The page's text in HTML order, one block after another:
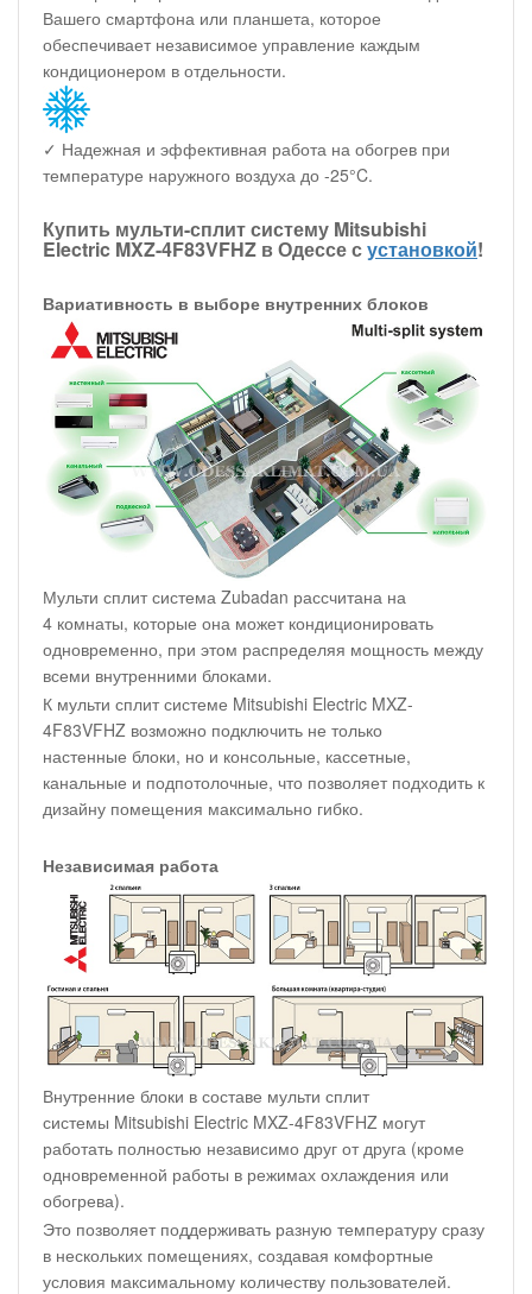
Вашего смартфона или планшета, которое
обеспечивает независимое управление каждым
кондиционером в отдельности.
✓ Надежная и эффективная работа на обогрев при
температуре наружного воздуха до -25°C.
Купить мульти-сплит систему Mitsubishi
Electric MXZ-4F83VFHZ в Одессе сустановкой!
Вариативность в выборе внутренних блоков
Мульти сплит система Zubadan рассчитана на
4 комнаты, которые она может кондиционировать
одновременно, при этом распределяя мощность между
всеми внутренними блоками.
К мульти сплит системе Mitsubishi Electric MXZ-
4F83VFHZ возможно подключить не только
настенные блоки, но и консольные, кассетные,
канальные и подпотолочные, что позволяет подходить к
дизайну помещения максимально гибко.
Независимая работа
Внутренние блоки в составе мульти сплит
системы Mitsubishi Electric MXZ-4F83VFHZ могут
работать полностью независимо друг от друга (кроме
одновременной работы в режимах охлаждения или
обогрева).
Это позволяет поддерживать разную температуру сразу
в нескольких помещениях, создавая комфортные
условия максимальному количеству пользователей.